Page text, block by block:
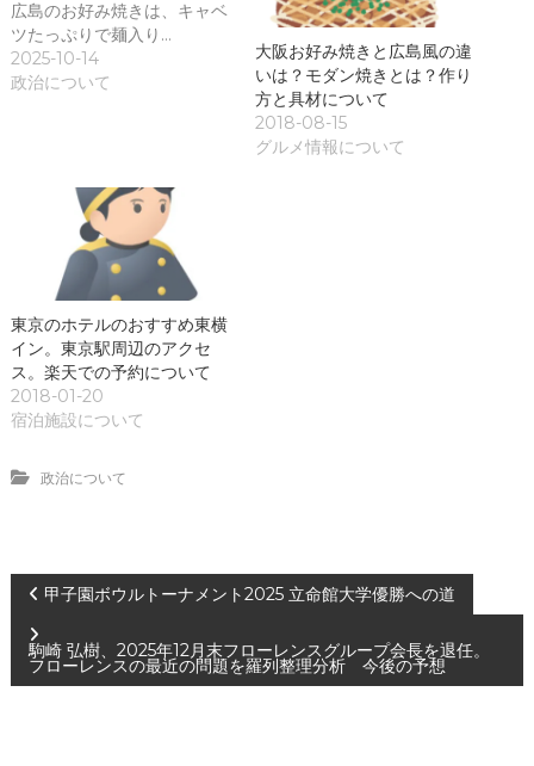
広島のお好み焼きは、キャベ
ツたっぷりで麺入り…
2025-10-14
政治について
大阪お好み焼きと広島風の違
いは？モダン焼きとは？作り
方と具材について
2018-08-15
グルメ情報について
東京のホテルのおすすめ東横
イン。東京駅周辺のアクセ
ス。楽天での予約について
2018-01-20
宿泊施設について
政治について
投
稿
甲子園ボウルトーナメント2025 立命館大学優勝への道
駒崎 弘樹、2025年12月末フローレンスグループ会長を退任。
フローレンスの最近の問題を羅列整理分析 今後の予想